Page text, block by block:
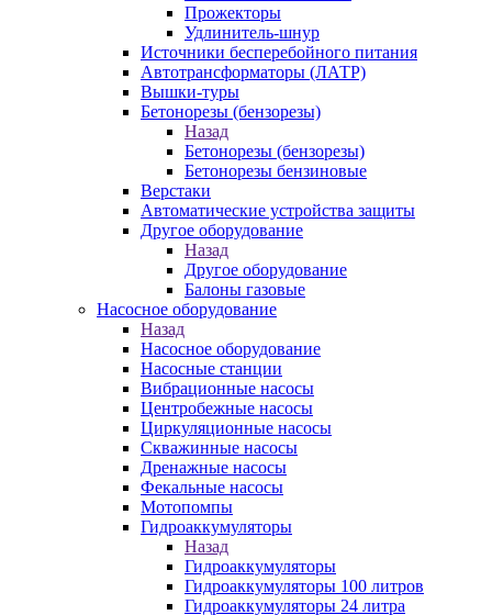
Прожекторы
Удлинитель-шнур
Источники бесперебойного питания
Автотрансформаторы (ЛАТР)
Вышки-туры
Бетонорезы (бензорезы)
Назад
Бетонорезы (бензорезы)
Бетонорезы бензиновые
Верстаки
Автоматические устройства защиты
Другое оборудование
Назад
Другое оборудование
Балоны газовые
Насосное оборудование
Назад
Насосное оборудование
Насосные станции
Вибрационные насосы
Центробежные насосы
Циркуляционные насосы
Скважинные насосы
Дренажные насосы
Фекальные насосы
Мотопомпы
Гидроаккумуляторы
Назад
Гидроаккумуляторы
Гидроаккумуляторы 100 литров
Гидроаккумуляторы 24 литра